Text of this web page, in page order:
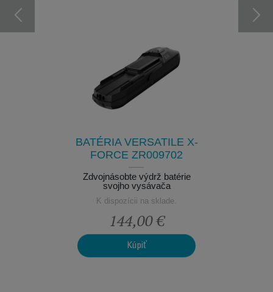
BATÉRIA VERSATILE X-
FORCE ZR009702
Zdvojnásobte výdrž batérie
svojho vysávača
K dispozícii na sklade.
144,00 €
Kúpiť